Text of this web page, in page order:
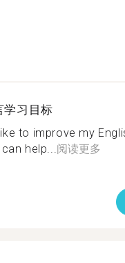
学习目标
to improve my
help... 阅读更多